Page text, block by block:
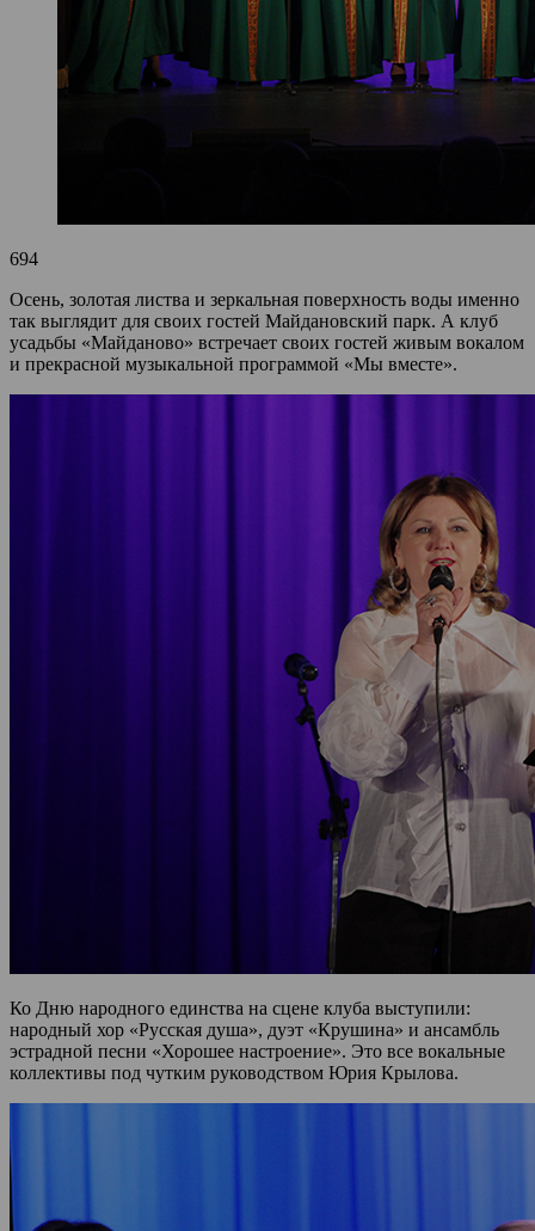
694
Осень, золотая листва и зеркальная поверхность воды именно
так выглядит для своих гостей Майдановский парк. А клуб
усадьбы «Майданово» встречает своих гостей живым вокалом
и прекрасной музыкальной программой «Мы вместе».
Ко Дню народного единства на сцене клуба выступили:
народный хор «Русская душа», дуэт «Крушина» и ансамбль
эстрадной песни «Хорошее настроение». Это все вокальные
коллективы под чутким руководством Юрия Крылова.